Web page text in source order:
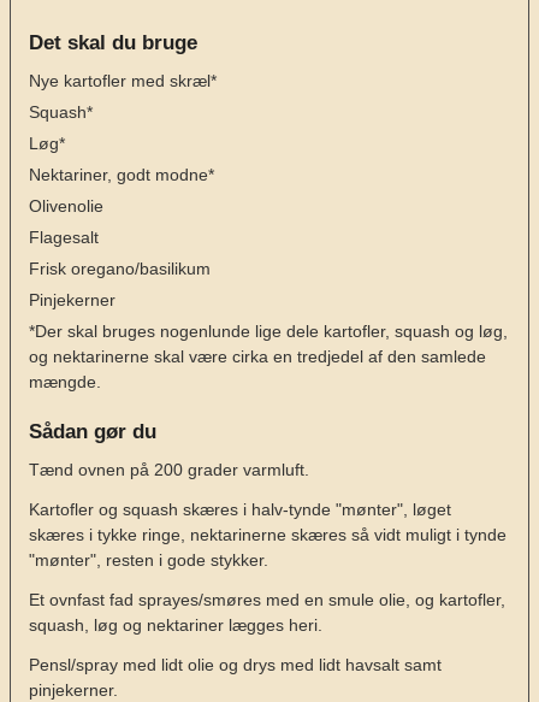
Det skal du bruge
Nye kartofler med skræl*
Squash*
Løg*
Nektariner, godt modne*
Olivenolie
Flagesalt
Frisk oregano/basilikum
Pinjekerner
*Der skal bruges nogenlunde lige dele kartofler, squash og løg,
og nektarinerne skal være cirka en tredjedel af den samlede
mængde.
Sådan gør du
Tænd ovnen på 200 grader varmluft.
Kartofler og squash skæres i halv-tynde "mønter", løget
skæres i tykke ringe, nektarinerne skæres så vidt muligt i tynde
"mønter", resten i gode stykker.
Et ovnfast fad sprayes/smøres med en smule olie, og kartofler,
squash, løg og nektariner lægges heri.
Pensl/spray med lidt olie og drys med lidt havsalt samt
pinjekerner.